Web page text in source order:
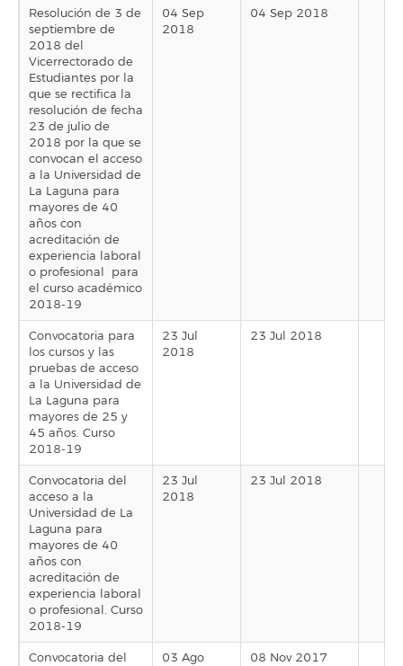
Resolución de 3 de
septiembre de
2018 del
Vicerrectorado de
Estudiantes por la
que se rectifica la
resolución de fecha
23 de julio de
2018 por la que se
convocan el acceso
a la Universidad de
La Laguna para
mayores de 40
años con
acreditación de
experiencia laboral
o profesional para
el curso académico
2018-19
04 Sep
2018
04 Sep 2018
Convocatoria para
los cursos y las
pruebas de acceso
a la Universidad de
La Laguna para
mayores de 25 y
45 años. Curso
2018-19
23 Jul
2018
23 Jul 2018
Convocatoria del
acceso a la
Universidad de La
Laguna para
mayores de 40
años con
acreditación de
experiencia laboral
o profesional. Curso
2018-19
23 Jul
2018
23 Jul 2018
Convocatoria del
03 Ago
08 Nov 2017